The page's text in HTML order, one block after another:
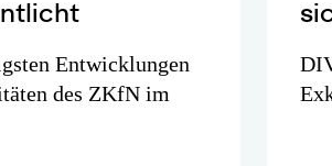
Entwicklungen
des ZKfN im